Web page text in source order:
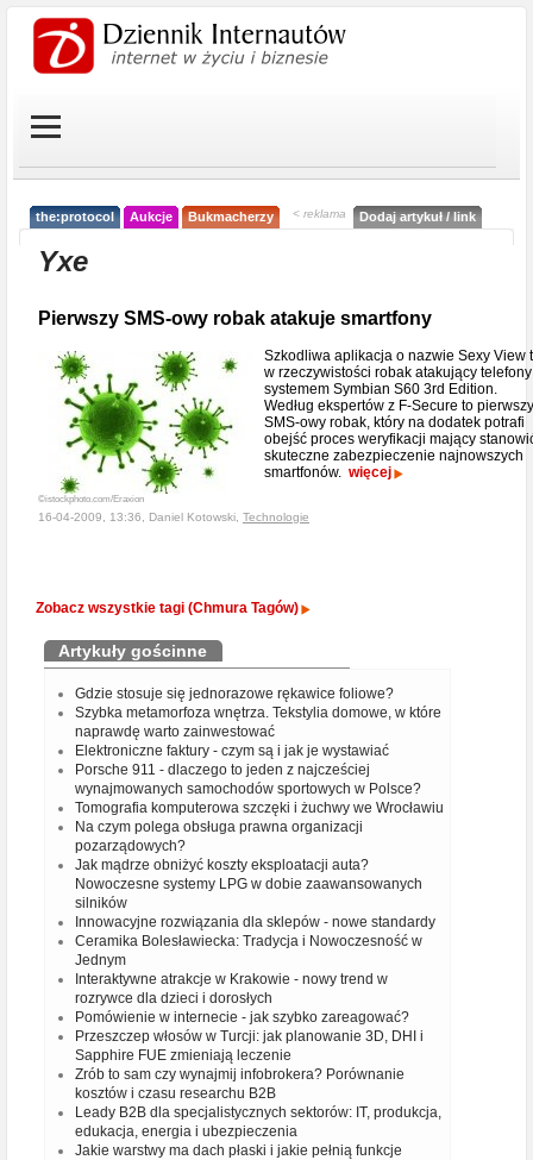
the:protocol Aukcje Bukmacherzy < reklama Dodaj artykuł / link
Yxe
Pierwszy SMS-owy robak atakuje smartfony
©istockphoto.com/Eraxion
Szkodliwa aplikacja o nazwie Sexy View
w rzeczywistości robak atakujący
systemem Symbian S60 3rd Edition.
Według ekspertów z F-Secure to pierwszy
SMS-owy robak, który na dodatek potrafi
obejść proces weryfikacji mający
skuteczne zabezpieczenie najnowszych
smartfonów. więcej
16-04-2009, 13:36, Daniel Kotowski, Technologie
Zobacz wszystkie tagi (Chmura Tagów)
Artykuły gościnne
Gdzie stosuje się jednorazowe rękawice foliowe?
Szybka metamorfoza wnętrza. Tekstylia domowe, w które
naprawdę warto zainwestować
Elektroniczne faktury - czym są i jak je wystawiać
Porsche 911 - dlaczego to jeden z najcześciej
wynajmowanych samochodów sportowych w Polsce?
Tomografia komputerowa szczęki i żuchwy we Wrocławiu
Na czym polega obsługa prawna organizacji
pozarządowych?
Jak mądrze obniżyć koszty eksploatacji auta?
Nowoczesne systemy LPG w dobie zaawansowanych
silników
Innowacyjne rozwiązania dla sklepów - nowe standardy
Ceramika Bolesławiecka: Tradycja i Nowoczesność w
Jednym
Interaktywne atrakcje w Krakowie - nowy trend w
rozrywce dla dzieci i dorosłych
Pomówienie w internecie - jak szybko zareagować?
Przeszczep włosów w Turcji: jak planowanie 3D, DHI i
Sapphire FUE zmieniają leczenie
Zrób to sam czy wynajmij infobrokera? Porównanie
kosztów i czasu researchu B2B
Leady B2B dla specjalistycznych sektorów: IT, produkcja,
edukacja, energia i ubezpieczenia
Jakie warstwy ma dach płaski i jakie pełnią funkcje